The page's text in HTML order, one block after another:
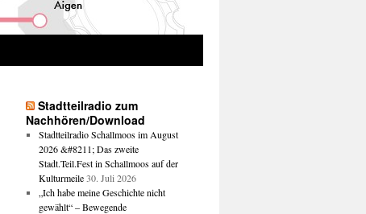
Stadtteilradio zum
Nachhören/Download
Stadtteilradio Schallmoos im August
2026 &#8211; Das zweite
Stadt.Teil.Fest in Schallmoos auf der
Kulturmeile 30. Juli 2026
„Ich habe meine Geschichte nicht
gewählt“ – Bewegende